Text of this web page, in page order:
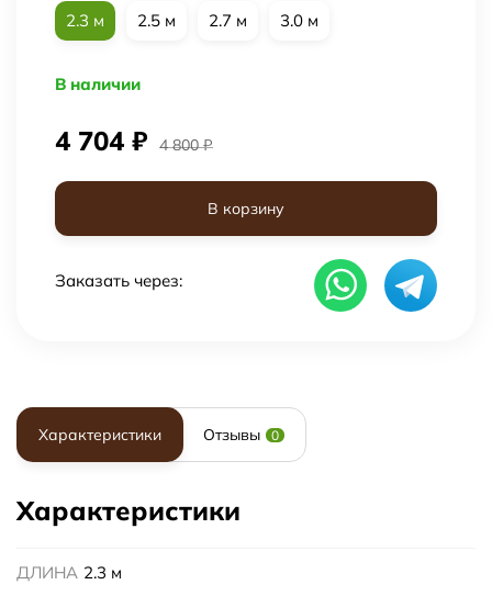
2.3 м 2.5 м 2.7 м 3.0 м
В наличии
4 704 ₽ 4 800 ₽
В корзину
Заказать через:
Характеристики Отзывы 0
Характеристики
ДЛИНА 2.3 м